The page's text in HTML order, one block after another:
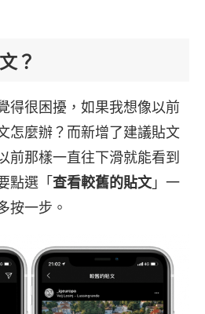
？
得很困擾，如果我想像以前
怎麼辦？而新增了建議貼文
前那樣一直往下滑就能看到
點選「 查看較舊的貼文」一
按一步。